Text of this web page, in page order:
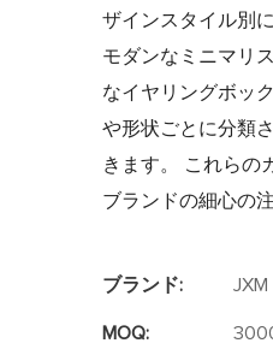
ザインスタイル別
モダンなミニマリ
なイヤリングボッ
や形状ごとに分類
きます。 これらの
ブランドの細心の
ブランド: JXM
MOQ: